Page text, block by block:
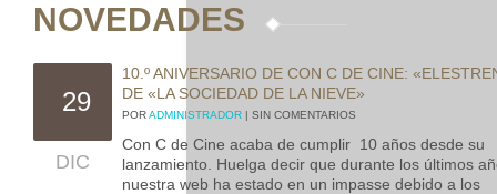
NOVEDADES
29
DIC
10.º ANIVERSARIO DE CON C DE CINE:
DE «LA SOCIEDAD DE LA NIEVE»
PORADMINISTRADOR| SIN COMENTARIOS
Con C de Cine acaba de cumplir 10 años desde su
lanzamiento. Huelga decir que durante los últimos
nuestra web ha estado en un impasse debido a los